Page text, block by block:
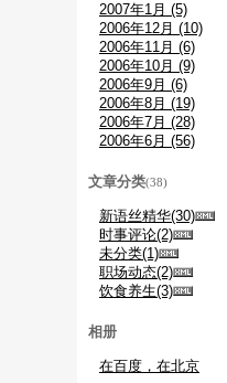
2007年1月 (5)
2006年12月 (10)
2006年11月 (6)
2006年10月 (9)
2006年9月 (6)
2006年8月 (19)
2006年7月 (28)
2006年6月 (56)
文章分类(38)
新语丝精华(30)
时事评论(2)
未分类(1)
职场动态(2)
饮食养生(3)
相册
在百度，在北京